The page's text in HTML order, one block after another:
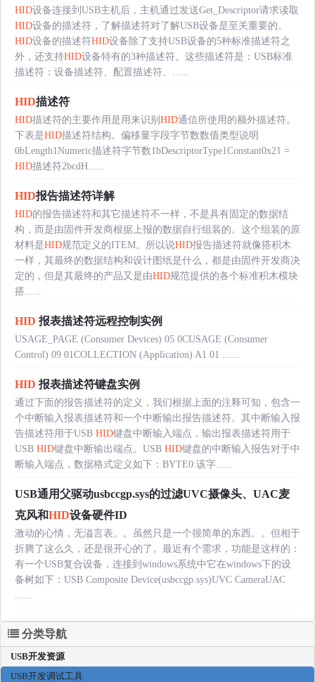
HID设备连接到USB主机后，主机通过发送Get_Descriptor请求读取
HID设备的描述符，了解描述符对了解USB设备是至关重要的。
HID设备的描述符HID设备除了支持USB设备的5种标准描述符之
外，还支持HID设备特有的3种描述符。这些描述符是：USB标准
描述符：设备描述符、配置描述符、......
HID描述符
HID描述符的主要作用是用来识别 HID通信所使用的额外描述符。
下表是HID描述符结构。偏移量字段字节数数值类型说明
0bLength1Numeric描述符字节数1bDescriptorType1Constant0x21 =
HID描述符2bcdH......
HID报告描述符详解
HID的报告描述符和其它描述符不一样，不是具有固定的数据结
构，而是由固件开发商根据上报的数据自行组装的。这个组装的原
材料是HID规范定义的ITEM。所以说HID报告描述符就像搭积木
一样，其最终的数据结构和设计图纸是什么，都是由固件开发商决
定的，但是其最终的产品又是由HID规范提供的各个标准积木模块
搭......
HID 报表描述符远程控制实例
USAGE_PAGE (Consumer Devices) 05 0CUSAGE (Consumer
Control) 09 01COLLECTION (Application) A1 01 ......
HID 报表描述符键盘实例
通过下面的报告描述符的定义，我们根据上面的注释可知，包含一
个中断输入报表描述符和一个中断输出报告描述符。其中断输入报
告描述符用于USB HID键盘中断输入端点，输出报表描述符用于
USB HID键盘中断输出端点。USB HID键盘的中断输入报告对于中
断输入端点，数据格式定义如下：BYTE0:该字......
USB通用父驱动usbccgp.sys的过滤UVC摄像头、UAC麦
克风和HID设备硬件ID
激动的心情，无溢言表。。虽然只是一个很简单的东西。。但相于
折腾了这么久，还是很开心的了。最近有个需求，功能是这样的：
有一个USB复合设备，连接到windows系统中它在windows下的设
备树如下：USB Composite Device(usbccgp.sys)UVC CameraUAC
......
分类导航
USB开发资源
USB开发调试工具